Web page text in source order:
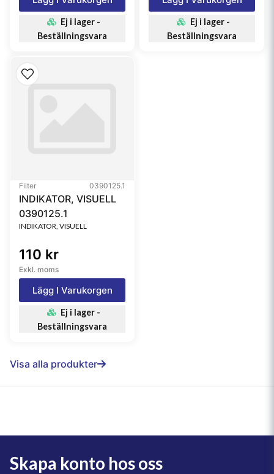
Ej i lager -
Beställningsvara
Ej i lager -
Beställningsvara
Filter 0390125.1
INDIKATOR, VISUELL
0390125.1
INDIKATOR, VISUELL
110 kr
Exkl. moms
Lägg I Varukorgen
Ej i lager -
Beställningsvara
Visa alla produkter
Skapa konto hos oss